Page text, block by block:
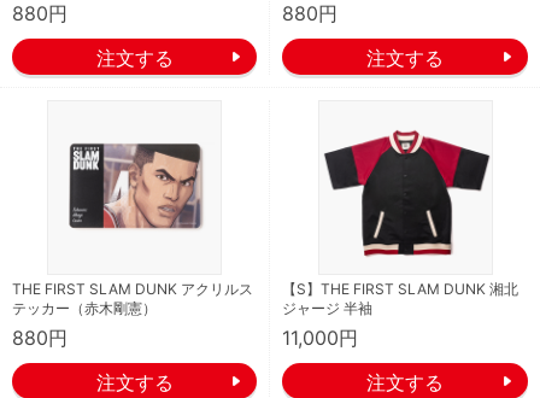
880円 880円
THE FIRST SLAM DUNK アクリルス
テッカー（赤木剛憲）
880円
【S】THE FIRST SLAM DUNK 湘北
ジャージ 半袖
11,000円